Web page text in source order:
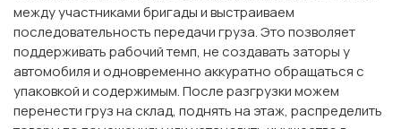
между участниками бригады и выстраиваем
последовательность передачи груза. Это позволяет
поддерживать рабочий темп, не создавать заторы у
автомобиля и одновременно аккуратно обращаться с
упаковкой и содержимым. После разгрузки можем
перенести груз на склад, поднять на этаж, распределить